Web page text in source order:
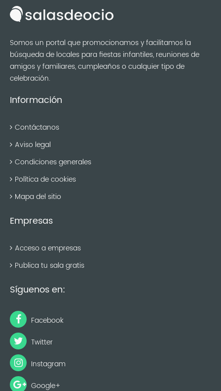
Somos un portal que promocionamos y facilitamos la
búsqueda de locales para fiestas infantiles, reuniones de
amigos y familiares, cumpleaños o cualquier tipo de
celebración.
Información
Contáctanos
Aviso legal
Condiciones generales
Política de cookies
Mapa del sitio
Empresas
Acceso a empresas
Publica tu sala gratis
Síguenos en:
Facebook
Twitter
Instagram
Google+